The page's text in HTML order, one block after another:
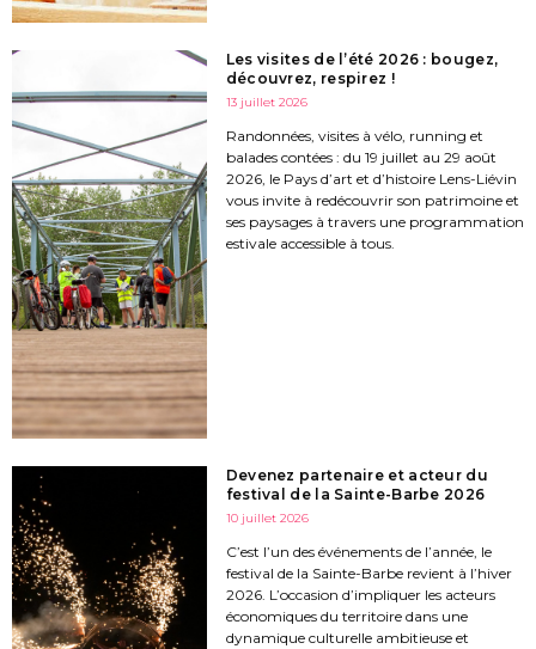
Les visites de l’été 2026 : bougez,
découvrez, respirez !
13 juillet 2026
Randonnées, visites à vélo, running et
balades contées : du 19 juillet au 29 août
2026, le Pays d’art et d’histoire Lens-Liévin
vous invite à redécouvrir son patrimoine et
ses paysages à travers une programmation
estivale accessible à tous.
Devenez partenaire et acteur du
festival de la Sainte-Barbe 2026
10 juillet 2026
C’est l’un des événements de l’année, le
festival de la Sainte-Barbe revient à l’hiver
2026. L’occasion d’impliquer les acteurs
économiques du territoire dans une
dynamique culturelle ambitieuse et